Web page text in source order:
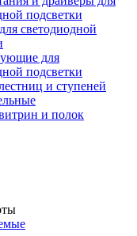
подсветки
светодиодной
для
подсветки
и ступеней
и полок